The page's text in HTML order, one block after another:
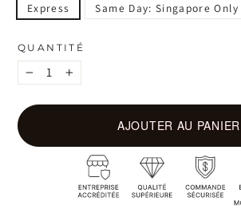
Express Same Day: Singapore Only
QUANTITÉ
− +
AJOUTER AU PANIER